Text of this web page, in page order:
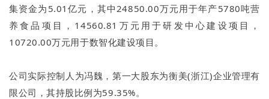
集资金为5.01亿元，其中24850.00万元用于年产5780吨营
养食品项目，14560.81万元用于研发中心建设项目，
10720.00万元用于数智化建设项目。
公司实际控制人为冯魏，第一大股东为衡美(浙江)企业管理有
限公司，其持股比例为59.35%。